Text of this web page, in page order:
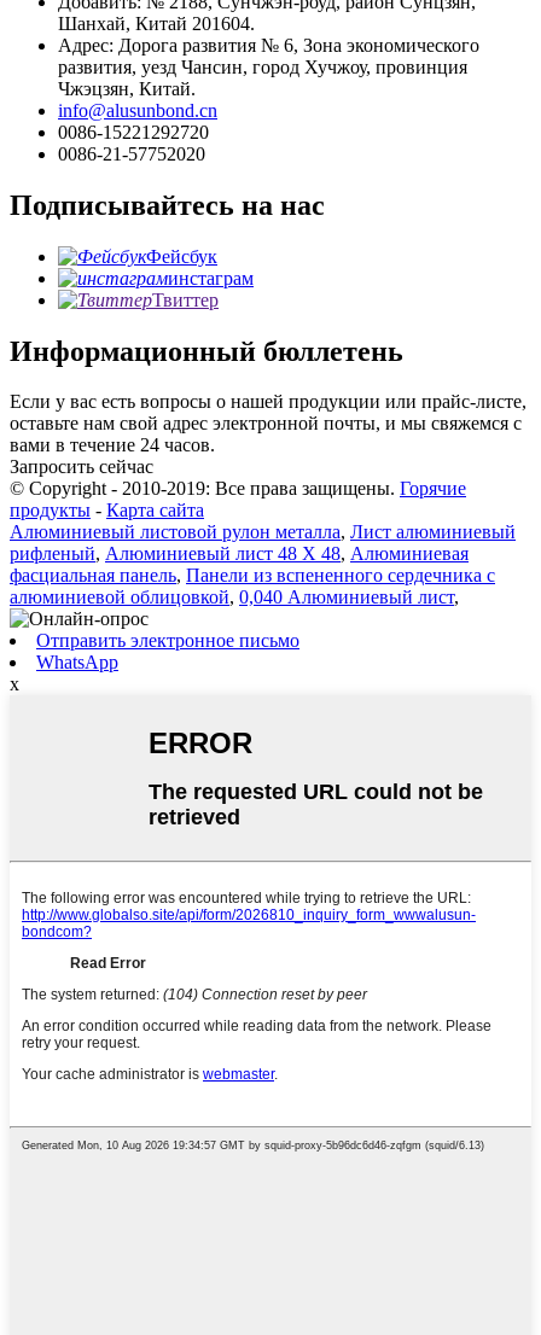
Шанхай, Китай 201604.
Адрес: Дорога развития № 6, Зона экономического
развития, уезд Чансин, город Хучжоу, провинция
Чжэцзян, Китай.
info@alusunbond.cn
0086-15221292720
0086-21-57752020
Подписывайтесь на нас
Фейсбук
инстаграм
Твиттер
Информационный бюллетень
Если у вас есть вопросы о нашей продукции или прайс-листе,
оставьте нам свой адрес электронной почты, и мы свяжемся с
вами в течение 24 часов.
Запросить сейчас
© Copyright - 2010-2019: Все права защищены. Горячие
продукты - Карта сайта
Алюминиевый листовой рулон металла, Лист алюминиевый
рифленый, Алюминиевый лист 48 X 48, Алюминиевая
фасциальная панель, Панели из вспененного сердечника с
алюминиевой облицовкой, 0,040 Алюминиевый лист,
Отправить электронное письмо
WhatsApp
x